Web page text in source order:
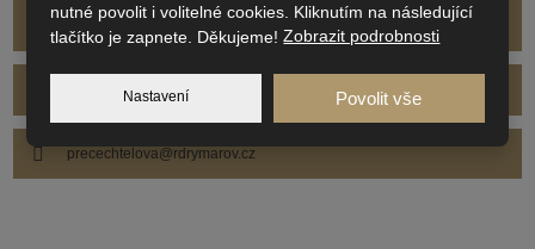
+420 601 279 997
+420 554 252 357
precechtelova@rdrymarov.cz
nutné povolit i volitelné cookies. Kliknutím na následující
tlačítko je zapnete. Děkujeme!Zobrazit podrobnosti
Nastavení Povolit vše